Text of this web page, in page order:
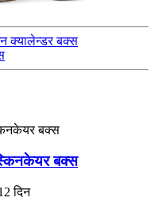
क्यालेन्डर बक्स
बक्स